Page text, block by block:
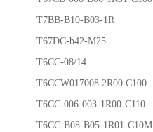
T7BB-B10-B03-1R
T67DC-b42-M25
T6CC-08/14
T6CCW017008 2R00 C100
T6CC-006-003-1R00-C110
T6CC-B08-B05-1R01-C10M